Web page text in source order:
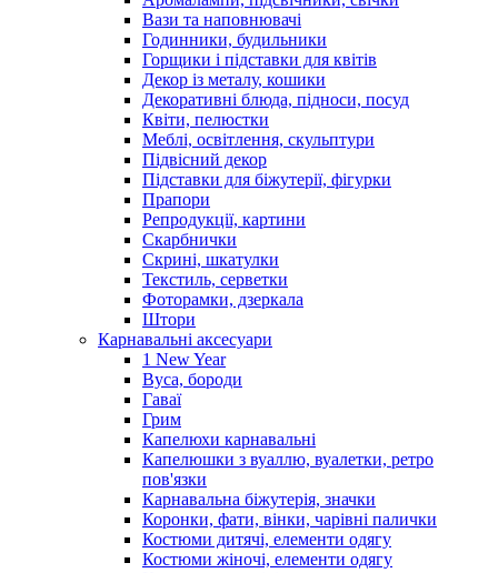
Вази та наповнювачі
Годинники, будильники
Горщики і підставки для квітів
Декор із металу, кошики
Декоративні блюда, підноси, посуд
Квіти, пелюстки
Меблі, освітлення, скульптури
Підвісний декор
Підставки для біжутерії, фігурки
Прапори
Репродукції, картини
Скарбнички
Скрині, шкатулки
Текстиль, серветки
Фоторамки, дзеркала
Штори
Карнавальні аксесуари
1 New Year
Вуса, бороди
Гаваї
Грим
Капелюхи карнавальні
Капелюшки з вуаллю, вуалетки, ретро
пов'язки
Карнавальна біжутерія, значки
Коронки, фати, вінки, чарівні палички
Костюми дитячі, елементи одягу
Костюми жіночі, елементи одягу